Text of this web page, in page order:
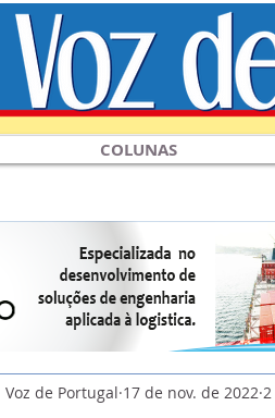
COLUNAS
Voz de Portugal 17 de nov. de 2022